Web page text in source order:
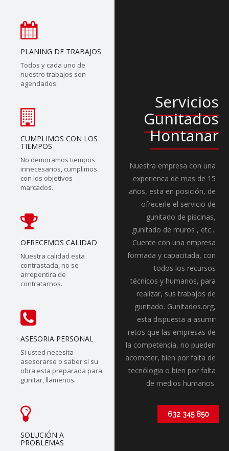
PLANING DE TRABAJOS
Todos y cada uno de
nuestro trabajos son
agendados.
CUMPLIMOS CON LOS
TIEMPOS
No demoramos tiempos
innecesarios, cumplimos
con los objetivos
marcados.
OFRECEMOS CALIDAD
Nuestra calidad esta
contrastada, no se
arrepentira de
contratarnos.
ASESORIA PERSONAL
Si usted necesita
asesorarse o saber si su
obra esta preparada para
gunitar, llamenos.
SOLUCIÓN A
PROBLEMAS
Servicios
Gunitados
Hontanar
Nuestra empresa con una
experienca de mas de 15
años, esta en posición, de
ofrecerle el servicio de
gunitado de piscinas,
gunitado de muros , etc...
Cuente con una empresa
formada y capacitada, con
todos los recursos
técnicos y humanos, para
realizar, sus trabajos de
gunitado. Gunitados.org,
esta dispuesta a asumir
retos que las empresas de
la competencia, no pueden
acometer, bien por falta de
tecnólogia o bien por falta
de medios humanos.
632 345 850